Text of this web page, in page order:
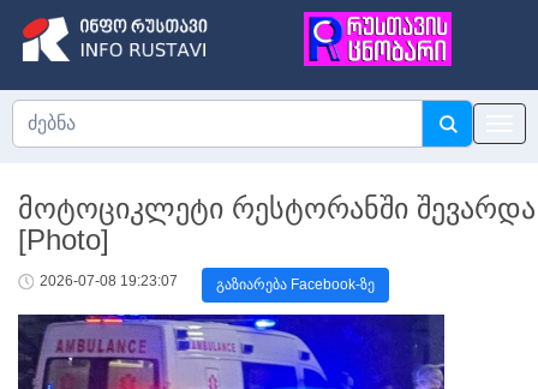
მოტოციკლეტი რესტორანში შევარდა
[Photo]
2026-07-08 19:23:07 გაზიარება Facebook-ზე